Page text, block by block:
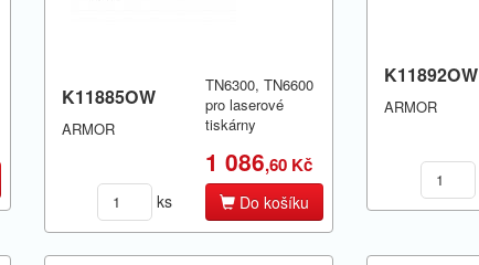
K11885OW
ARMOR
TN6300, TN6600
pro laserové
tiskárny
1 086,60 Kč
ks Do košíku
K11892OW
ARMOR